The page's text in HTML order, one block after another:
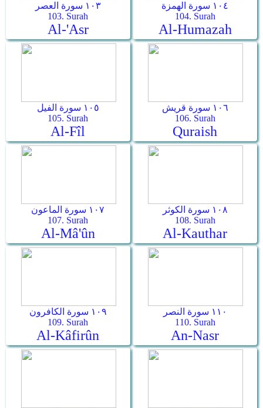
١٠٣ سورة العصر
103. Surah
Al-'Asr
١٠٤ سورة الهمزة
104. Surah
Al-Humazah
١٠٥ سورة الفيل
105. Surah
Al-Fîl
١٠٦ سورة قريش
106. Surah
Quraish
١٠٧ سورة الماعون
107. Surah
Al-Mâ'ûn
١٠٨ سورة الكوثر
108. Surah
Al-Kauthar
١٠٩ سورة الكافرون
109. Surah
Al-Kâfirûn
١١٠ سورة النصر
110. Surah
An-Nasr